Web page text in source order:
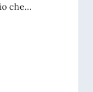
che...
LINEE